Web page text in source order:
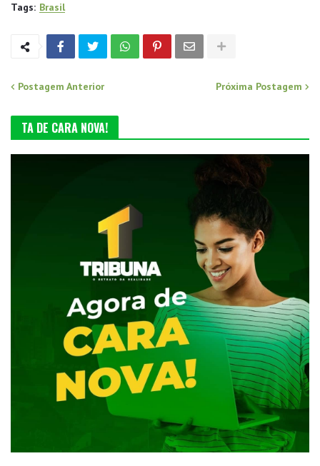
Tags: Brasil
Postagem Anterior Próxima Postagem
TA DE CARA NOVA!